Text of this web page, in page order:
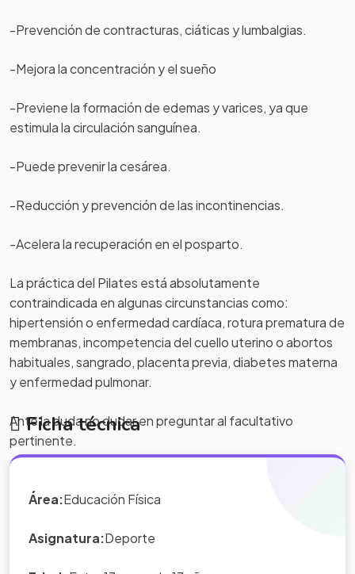
-Prevención de contracturas, ciáticas y lumbalgias.
-Mejora la concentración y el sueño
-Previene la formación de edemas y varices, ya que
estimula la circulación sanguínea.
-Puede prevenir la cesárea.
-Reducción y prevención de las incontinencias.
-Acelera la recuperación en el posparto.
La práctica del Pilates está absolutamente
contraindicada en algunas circunstancias como:
hipertensión o enfermedad cardíaca, rotura prematura de
membranas, incompetencia del cuello uterino o abortos
habituales, sangrado, placenta previa, diabetes materna
y enfermedad pulmonar.
Ante la duda no dudar en preguntar al facultativo
pertinente.
ponerte en contacto con nosotros, tu centro de
encantados de ayudarte.
Ficha técnica
Área:Educación Física
Asignatura:Deporte